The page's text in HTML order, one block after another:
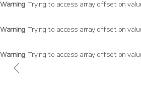
Warning: Trying to access array offset on
Warning: Trying to access array offset on
Warning: Trying to access array offset on